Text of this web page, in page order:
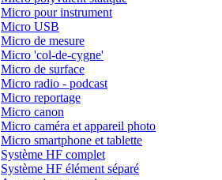
Micro pour instrument
Micro USB
Micro de mesure
Micro 'col-de-cygne'
Micro de surface
Micro radio - podcast
Micro reportage
Micro canon
Micro caméra et appareil photo
Micro smartphone et tablette
Système HF complet
Système HF élément séparé